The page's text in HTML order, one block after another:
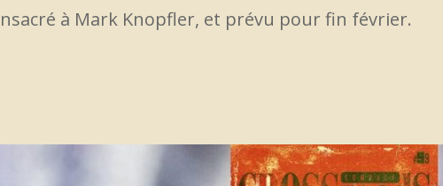
à Mark Knopfler, et prévu pour fin février.